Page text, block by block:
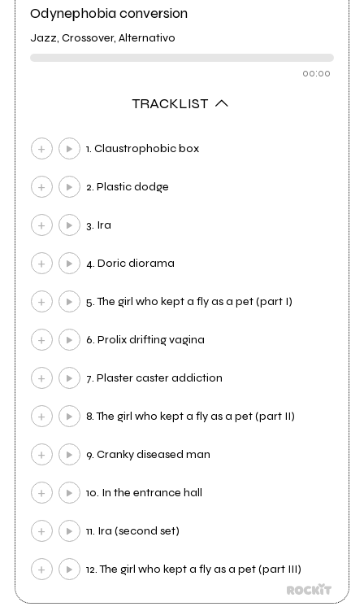
Odynephobia conversion
Jazz, Crossover, Alternativo
00:00
TRACKLIST
1. Claustrophobic box
2. Plastic dodge
3. Ira
4. Doric diorama
5. The girl who kept a fly as a pet (part I)
6. Prolix drifting vagina
7. Plaster caster addiction
8. The girl who kept a fly as a pet (part II)
9. Cranky diseased man
10. In the entrance hall
11. Ira (second set)
12. The girl who kept a fly as a pet (part III)